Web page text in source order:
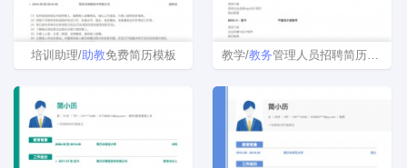
培训助理/助教免费简历模板 教学/教务管理人员招聘简历模板下载